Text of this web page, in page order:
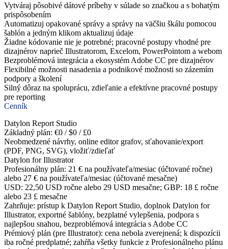
Vytváraj pôsobivé dátové príbehy v súlade so značkou a s bohatým
prispôsobením
Automatizuj opakované správy a správy na väčšiu škálu pomocou
šablón a jedným klikom aktualizuj údaje
Žiadne kódovanie nie je potrebné; pracovné postupy vhodné pre
dizajnérov naprieč Illustratorom, Excelom, PowerPointom a webom
Bezproblémová integrácia a ekosystém Adobe CC pre dizajnérov
Flexibilné možnosti nasadenia a podnikové možnosti so zázemím
podpory a školení
Silný dôraz na spoluprácu, zdieľanie a efektívne pracovné postupy
pre reporting
Cenník
Datylon Report Studio
Základný plán: €0 / $0 / £0
Neobmedzené návrhy, online editor grafov, sťahovanie/export
(PDF, PNG, SVG), vložiť/zdieľať
Datylon for Illustrator
Profesionálny plán: 21 € na používateľa/mesiac (účtované ročne)
alebo 27 € na používateľa/mesiac (účtované mesačne)
USD: 22,50 USD ročne alebo 29 USD mesačne; GBP: 18 £ ročne
alebo 23 £ mesačne
Zahrňuje: prístup k Datylon Report Studio, doplnok Datylon for
Illustrator, exportné šablóny, bezplatné vylepšenia, podpora s
najlepšou snahou, bezproblémová integrácia s Adobe CC
Prémiový plán (pre Illustrator): cena nebola zverejnená; k dispozícii
iba ročné predplatné; zahŕňa všetky funkcie z Profesionálneho plánu